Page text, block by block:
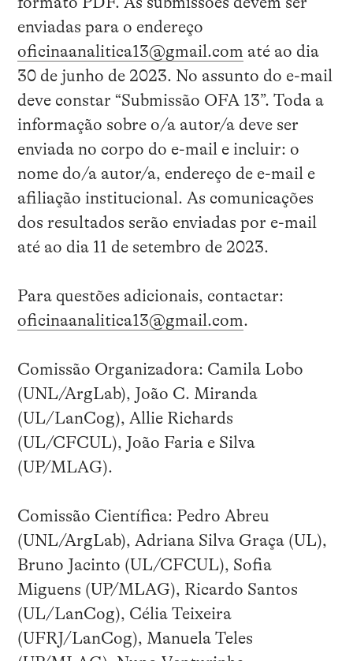
enviadas para o endereço
oficinaanalitica13@gmail.com até ao dia
30 de junho de 2023. No assunto do e-mail
deve constar “Submissão OFA 13”. Toda a
informação sobre o/a autor/a deve ser
enviada no corpo do e-mail e incluir: o
nome do/a autor/a, endereço de e-mail e
afiliação institucional. As comunicações
dos resultados serão enviadas por e-mail
até ao dia 11 de setembro de 2023.
Para questões adicionais, contactar:
oficinaanalitica13@gmail.com.
Comissão Organizadora: Camila Lobo
(UNL/ArgLab), João C. Miranda
(UL/LanCog), Allie Richards
(UL/CFCUL), João Faria e Silva
(UP/MLAG).
Comissão Científica: Pedro Abreu
(UNL/ArgLab), Adriana Silva Graça (UL),
Bruno Jacinto (UL/CFCUL), Sofia
Miguens (UP/MLAG), Ricardo Santos
(UL/LanCog), Célia Teixeira
(UFRJ/LanCog), Manuela Teles